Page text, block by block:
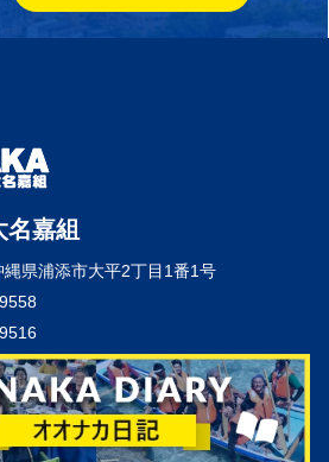
嘉組
縄県浦添市大平2丁目1番1号